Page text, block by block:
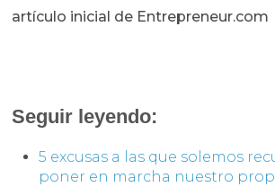
artículo inicial de Entrepreneur.com
Seguir leyendo:
5 excusas a las que solemos
poner en marcha nuestro